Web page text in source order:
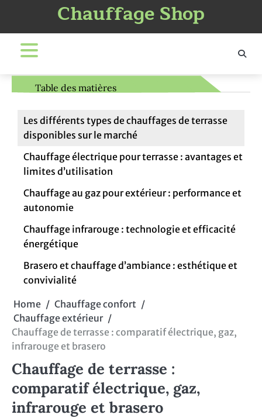
content
Chauffage Shop
Home
Chauffage confort
Chauffage extérieur
Chauffage de terrasse : comparatif électrique, gaz,
infrarouge et brasero
Chauffage de terrasse :
comparatif électrique, gaz,
infrarouge et brasero
Table des matières
Les différents types de chauffages de terrasse
disponibles sur le marché
Chauffage électrique pour terrasse : avantages et
limites d’utilisation
Chauffage au gaz pour extérieur : performance et
autonomie
Chauffage infrarouge : technologie et efficacité
énergétique
Brasero et chauffage d’ambiance : esthétique et
convivialité